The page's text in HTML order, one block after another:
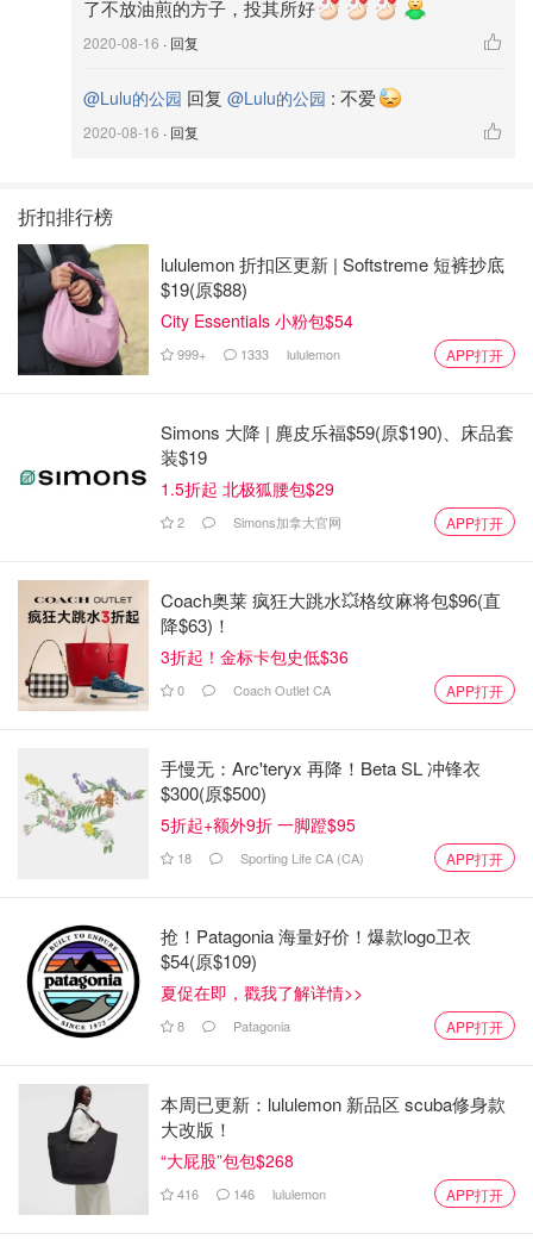
让我们一起来做这道菜吧：
🧄3瓣大蒜切碎末
少许葱花
调料：
盐，糖，白醋，镇江香醋，鸡精，生抽，辣椒酱，菜油，香
做法：
1，把洗净的茄子切去头尾，切四瓣，再切块
2，切好的茄子浸泡在冷水中加适量白醋，浸泡10分钟⭐️这
3，浸泡过的茄子捞出来放在盘子里面加盐拌匀，抓捏。⭐️
这样也是为了防止茄子氧化变黑。
4，乘着腌茄子的时候我们来做鱼香酱汁：
蒜末，小米椒碎，一勺盐，一勺鸡精，二勺糖，一勺镇江香
醋，半勺生抽，三勺罐装牛肉汤，调匀备用。
5，这时茄子腌好了！杀出很多水分来，把水分挤干，加入
一大勺生淀粉，拌匀让每块茄子都裹上粉，⭐️这样的茄子口
了不放油煎的方子，投其所好
2020-08-16 · 回复
@Lulu的公园 回复 @Lulu的公园 : 不爱
2020-08-16 · 回复
折扣排行榜
lululemon 折扣区更新 | Softstreme 短裤抄底
$19(原$88)
City Essentials 小粉包$54
999+ 1333 lululemon APP打开
Simons 大降 | 麂皮乐福$59(原$190)、床品套
装$19
1.5折起 北极狐腰包$29
2 Simons加拿大官网 APP打开
Coach奥莱 疯狂大跳水💥格纹麻将包$96(直
降$63)！
3折起！金标卡包史低$36
0 Coach Outlet CA APP打开
手慢无：Arc'teryx 再降！Beta SL 冲锋衣
$300(原$500)
5折起+额外9折 一脚蹬$95
18 Sporting Life CA (CA) APP打开
抢！Patagonia 海量好价！爆款logo卫衣
$54(原$109)
夏促在即，戳我了解详情>>
8 Patagonia APP打开
本周已更新：lululemon 新品区 scuba修身款
大改版！
“大屁股”包包$268
416 146 lululemon APP打开